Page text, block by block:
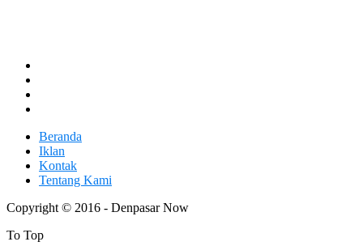
Beranda
Iklan
Kontak
Tentang Kami
Copyright © 2016 - Denpasar Now
To Top